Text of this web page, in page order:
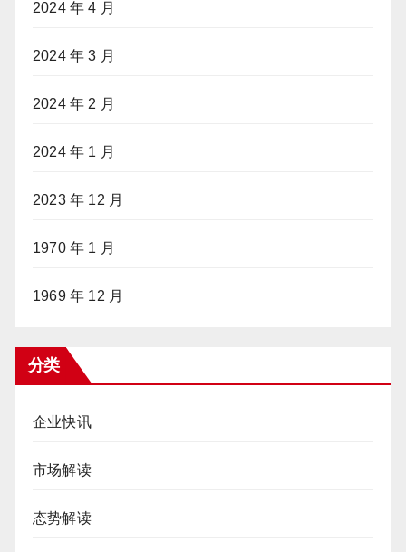
2024 年 4 月
2024 年 3 月
2024 年 2 月
2024 年 1 月
2023 年 12 月
1970 年 1 月
1969 年 12 月
分类
企业快讯
市场解读
态势解读